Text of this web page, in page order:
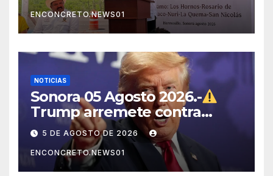
ENCONCRETO.NEWS01
NOTICIAS
Sonora 05 Agosto 2026.-
Trump arremete contra
México, Canadá y otras
potencias por supuestos
abusos comerciales
5 DE AGOSTO DE 2026
ENCONCRETO.NEWS01